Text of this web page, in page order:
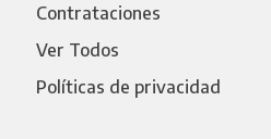
Contrataciones
Ver Todos
Políticas de privacidad